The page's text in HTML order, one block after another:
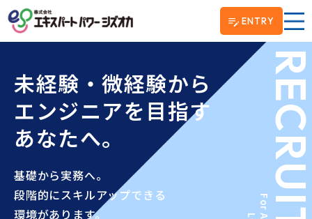
ENTRY
未経験・微経験から
エンジニアを目指す
あなたへ。
基礎から実務へ。
段階的にスキルアップできる
環境があります。